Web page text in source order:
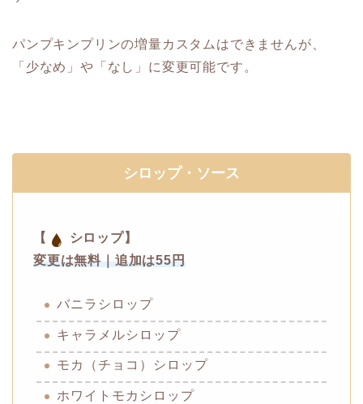
パンプキンプリンの増量カスタムはできませんが、
「少なめ」や「なし」に変更可能です。
シロップ・ソース
【
シロップ】
変更は無料｜追加は55円
バニラシロップ
キャラメルシロップ
モカ（チョコ）シロップ
ホワイトモカシロップ